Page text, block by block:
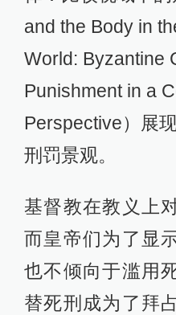
and the Body in
World: Byzantine
Punishment in a
Perspective）展
刑罚景观。
基督教在教义上
而皇帝们为了显
也不倾向于滥用
替死刑成为了拜